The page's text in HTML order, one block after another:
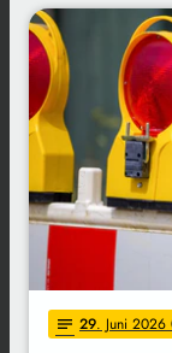
notes 29. Juni